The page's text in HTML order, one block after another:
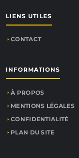
LIENS UTILES
CONTACT
INFORMATIONS
À PROPOS
MENTIONS LÉGALES
CONFIDENTIALITÉ
PLAN DU SITE